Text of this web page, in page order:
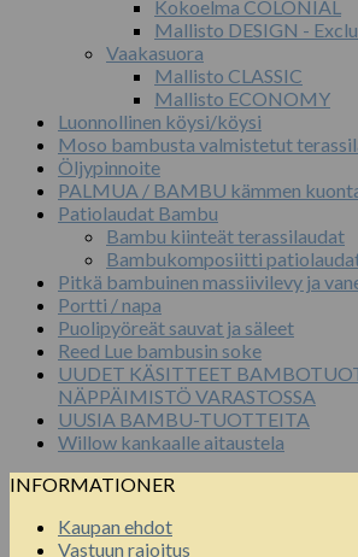
Kokoelma COLONIAL
Mallisto DESIGN -
Vaakasuora
Mallisto CLASSIC
Mallisto ECONOMY
Luonnollinen köysi/köysi
Moso bambusta valmistetut
Öljypinnoite
PALMUA / BAMBU kämmen
Patiolaudat Bambu
Bambu kiinteät terassilaudat
Bambukomposiitti
Pitkä bambuinen massiivilevy ja
Portti / napa
Puolipyöreät sauvat ja säleet
Reed Lue bambusin soke
UUDET KÄSITTEET
NÄPPÄIMISTÖ VARASTOSSA
UUSIA BAMBU-TUOTTEITA
Willow kankaalle aitaustela
INFORMATIONER
Kaupan ehdot
Vastuun rajoitus